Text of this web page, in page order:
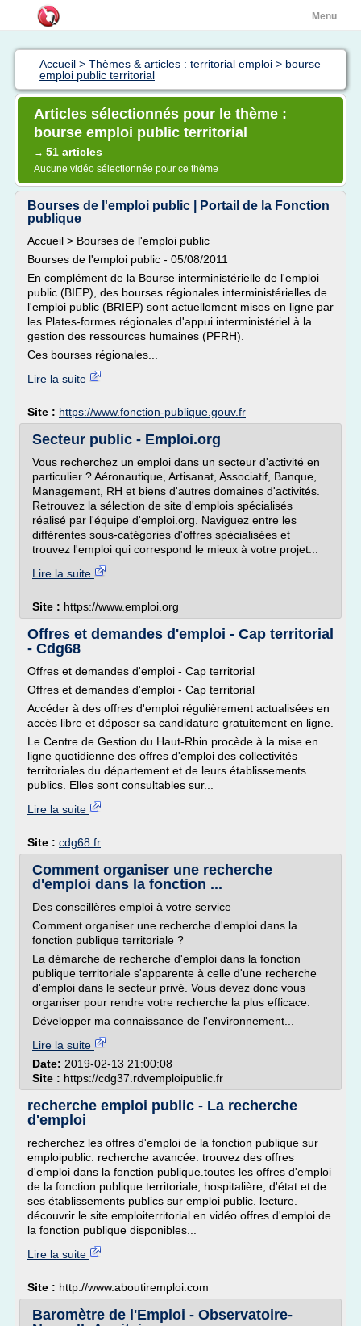
Menu
Accueil > Thèmes & articles : territorial emploi > bourse
emploi public territorial
Articles sélectionnés pour le thème :
bourse emploi public territorial
→ 51 articles
Aucune vidéo sélectionnée pour ce thème
Bourses de l'emploi public | Portail de la Fonction
publique
Accueil > Bourses de l'emploi public
Bourses de l'emploi public - 05/08/2011
En complément de la Bourse interministérielle de l'emploi
public (BIEP), des bourses régionales interministérielles de
l'emploi public (BRIEP) sont actuellement mises en ligne par
les Plates-formes régionales d'appui interministériel à la
gestion des ressources humaines (PFRH).
Ces bourses régionales...
Lire la suite
Site : https://www.fonction-publique.gouv.fr
Secteur public - Emploi.org
Vous recherchez un emploi dans un secteur d'activité en
particulier ? Aéronautique, Artisanat, Associatif, Banque,
Management, RH et biens d'autres domaines d'activités.
Retrouvez la sélection de site d'emplois spécialisés
réalisé par l'équipe d'emploi.org. Naviguez entre les
différentes sous-catégories d'offres spécialisées et
trouvez l'emploi qui correspond le mieux à votre projet...
Lire la suite
Site : https://www.emploi.org
Offres et demandes d'emploi - Cap territorial
- Cdg68
Offres et demandes d'emploi - Cap territorial
Offres et demandes d'emploi - Cap territorial
Accéder à des offres d'emploi régulièrement actualisées en
accès libre et déposer sa candidature gratuitement en ligne.
Le Centre de Gestion du Haut-Rhin procède à la mise en
ligne quotidienne des offres d'emploi des collectivités
territoriales du département et de leurs établissements
publics. Elles sont consultables sur...
Lire la suite
Site : cdg68.fr
Comment organiser une recherche
d'emploi dans la fonction ...
Des conseillères emploi à votre service
Comment organiser une recherche d'emploi dans la
fonction publique territoriale ?
La démarche de recherche d'emploi dans la fonction
publique territoriale s'apparente à celle d'une recherche
d'emploi dans le secteur privé. Vous devez donc vous
organiser pour rendre votre recherche la plus efficace.
Développer ma connaissance de l'environnement...
Lire la suite
Date: 2019-02-13 21:00:08
Site : https://cdg37.rdvemploipublic.fr
recherche emploi public - La recherche
d'emploi
recherchez les offres d'emploi de la fonction publique sur
emploipublic. recherche avancée. trouvez des offres
d'emploi dans la fonction publique.toutes les offres d'emploi
de la fonction publique territoriale, hospitalière, d'état et de
ses établissements publics sur emploi public. lecture.
découvrir le site emploiterritorial en vidéo offres d'emploi de
la fonction publique disponibles...
Lire la suite
Site : http://www.aboutiremploi.com
Baromètre de l'Emploi - Observatoire-